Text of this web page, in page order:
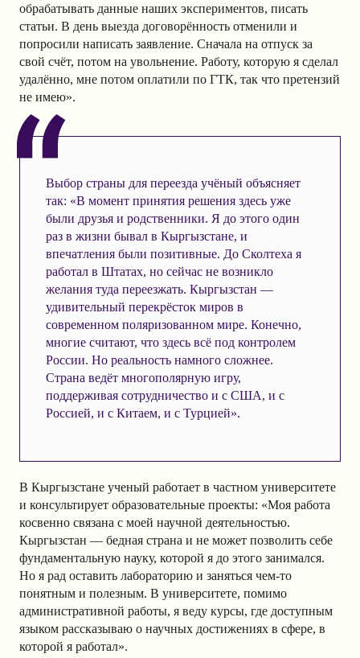
обрабатывать данные наших экспериментов, писать
статьи. В день выезда договорённость отменили и
попросили написать заявление. Сначала на отпуск за
свой счёт, потом на увольнение. Работу, которую я сделал
удалённо, мне потом оплатили по ГТК, так что претензий
не имею».
Выбор страны для переезда учёный объясняет
так: «В момент принятия решения здесь уже
были друзья и родственники. Я до этого один
раз в жизни бывал в Кыргызстане, и
впечатления были позитивные. До Сколтеха я
работал в Штатах, но сейчас не возникло
желания туда переезжать. Кыргызстан —
удивительный перекрёсток миров в
современном поляризованном мире. Конечно,
многие считают, что здесь всё под контролем
России. Но реальность намного сложнее.
Страна ведёт многополярную игру,
поддерживая сотрудничество и с США, и с
Россией, и с Китаем, и с Турцией».
В Кыргызстане ученый работает в частном университете
и консультирует образовательные проекты: «Моя работа
косвенно связана с моей научной деятельностью.
Кыргызстан — бедная страна и не может позволить себе
фундаментальную науку, которой я до этого занимался.
Но я рад оставить лабораторию и заняться чем-то
понятным и полезным. В университете, помимо
административной работы, я веду курсы, где доступным
языком рассказываю о научных достижениях в сфере, в
которой я работал».